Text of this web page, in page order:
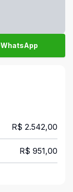
WhatsApp
R$ 2.542,00
R$ 951,00